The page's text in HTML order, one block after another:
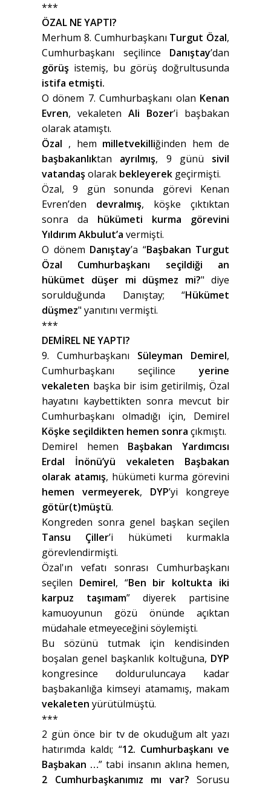
***
ÖZAL NE YAPTI?
Merhum 8. Cumhurbaşkanı Turgut Özal,
Cumhurbaşkanı seçilince Danıştay’dan
görüş istemiş, bu görüş doğrultusunda
istifa etmişti.
O dönem 7. Cumhurbaşkanı olan Kenan
Evren, vekaleten Ali Bozer’i başbakan
olarak atamıştı.
Özal , hem milletvekilliğinden hem de
başbakanlıktan ayrılmış, 9 günü sivil
vatandaş olarak bekleyerek geçirmişti.
Özal, 9 gün sonunda görevi Kenan
Evren’den devralmış, köşke çıktıktan
sonra da hükümeti kurma görevini
Yıldırım Akbulut’a vermişti.
O dönem Danıştay’a “Başbakan Turgut
Özal Cumhurbaşkanı seçildiği an
hükümet düşer mi düşmez mi?" diye
sorulduğunda Danıştay; “Hükümet
düşmez" yanıtını vermişti.
***
DEMİREL NE YAPTI?
9. Cumhurbaşkanı Süleyman Demirel,
Cumhurbaşkanı seçilinceyerine
vekaleten başka bir isim getirilmiş, Özal
hayatını kaybettikten sonra mevcut bir
Cumhurbaşkanı olmadığı için, Demirel
Köşke seçildikten hemen sonra çıkmıştı.
Demirel hemen Başbakan Yardımcısı
Erdal İnönü’yü vekaleten Başbakan
olarak atamış, hükümeti kurma görevini
hemen vermeyerek, DYP’yi kongreye
götür(t)müştü.
Kongreden sonra genel başkan seçilen
Tansu Çiller’i hükümeti kurmakla
görevlendirmişti.
Özal'ın vefatı sonrası Cumhurbaşkanı
seçilen Demirel, “Ben bir koltukta iki
karpuz taşımam” diyerek partisine
kamuoyunun gözü önünde açıktan
müdahale etmeyeceğini söylemişti.
Bu sözünü tutmak için kendisinden
boşalan genel başkanlık koltuğuna, DYP
kongresince dolduruluncaya kadar
başbakanlığa kimseyi atamamış, makam
vekaleten yürütülmüştü.
***
2 gün önce bir tv de okuduğum alt yazı
hatırımda kaldı; “12. Cumhurbaşkanı ve
Başbakan …” tabi insanın aklına hemen,
2 Cumhurbaşkanımız mı var? Sorusu